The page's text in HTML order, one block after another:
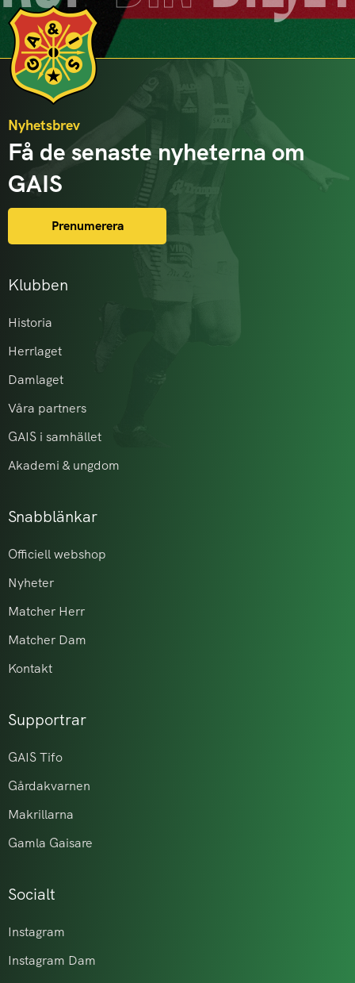
Klubben
Historia
Herrlaget
Damlaget
Våra partners
GAIS i samhället
Akademi & ungdom
Snabblänkar
Officiell webshop
Nyheter
Matcher Herr
Matcher Dam
Kontakt
Supportrar
GAIS Tifo
Gårdakvarnen
Makrillarna
Gamla Gaisare
Socialt
Instagram
Instagram Dam
Nyhetsbrev
Få de senaste nyheterna om
GAIS
Prenumerera